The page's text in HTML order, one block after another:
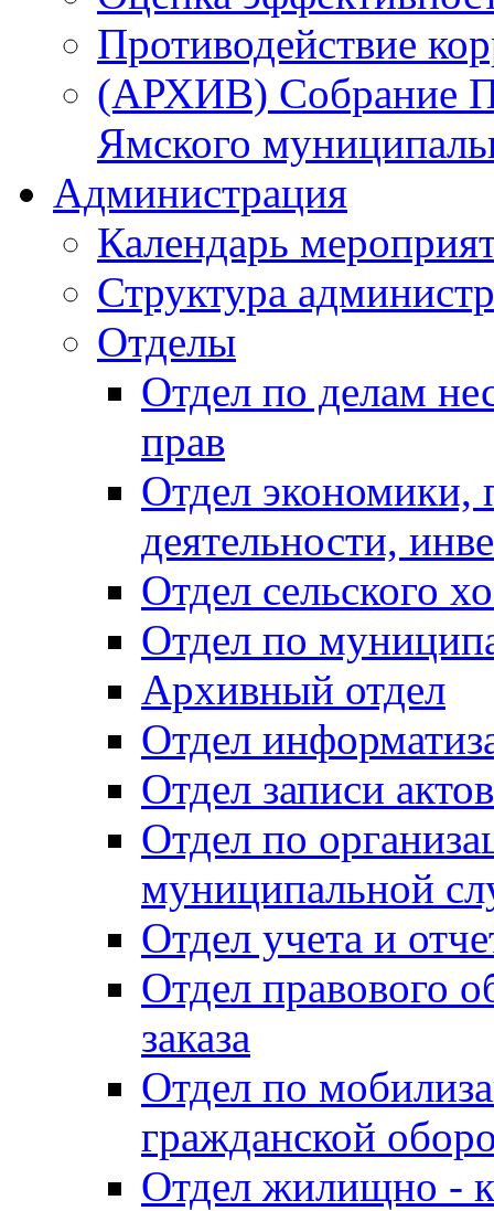
Противодействие
(АРХИВ) Собрание
Ямского
Администрация
Календарь
Структура
Отделы
Отдел по делам
прав
Отдел экономики,
деятельности,
Отдел сельского
Отдел по
Архивный отдел
Отдел
Отдел записи
Отдел по
муниципальной
Отдел учета и
Отдел правового
заказа
Отдел по
гражданской
Отдел жилищно -